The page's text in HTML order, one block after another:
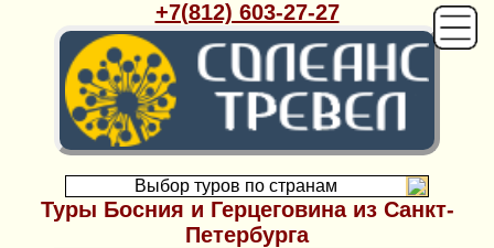
+7(812) 603-27-27
Выбор туров по странам
Туры Босния и Герцеговина из Санкт-
Петербурга